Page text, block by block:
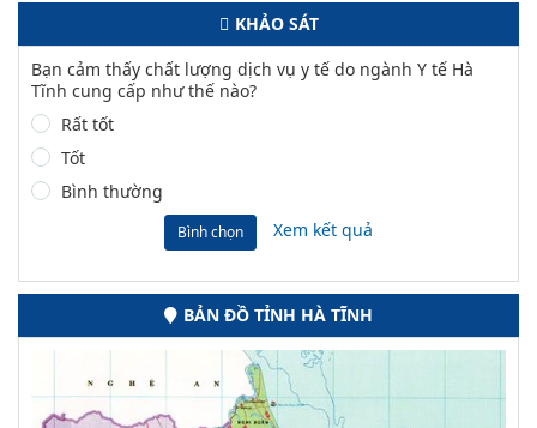
KHẢO SÁT
Bạn cảm thấy chất lượng dịch vụ y tế do ngành Y tế Hà
Tĩnh cung cấp như thế nào?
Rất tốt
Tốt
Bình thường
Bình chọn Xem kết quả
BẢN ĐỒ TỈNH HÀ TĨNH